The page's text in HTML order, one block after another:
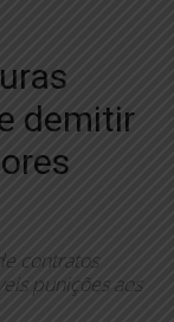
demitir
contratos
punições aos